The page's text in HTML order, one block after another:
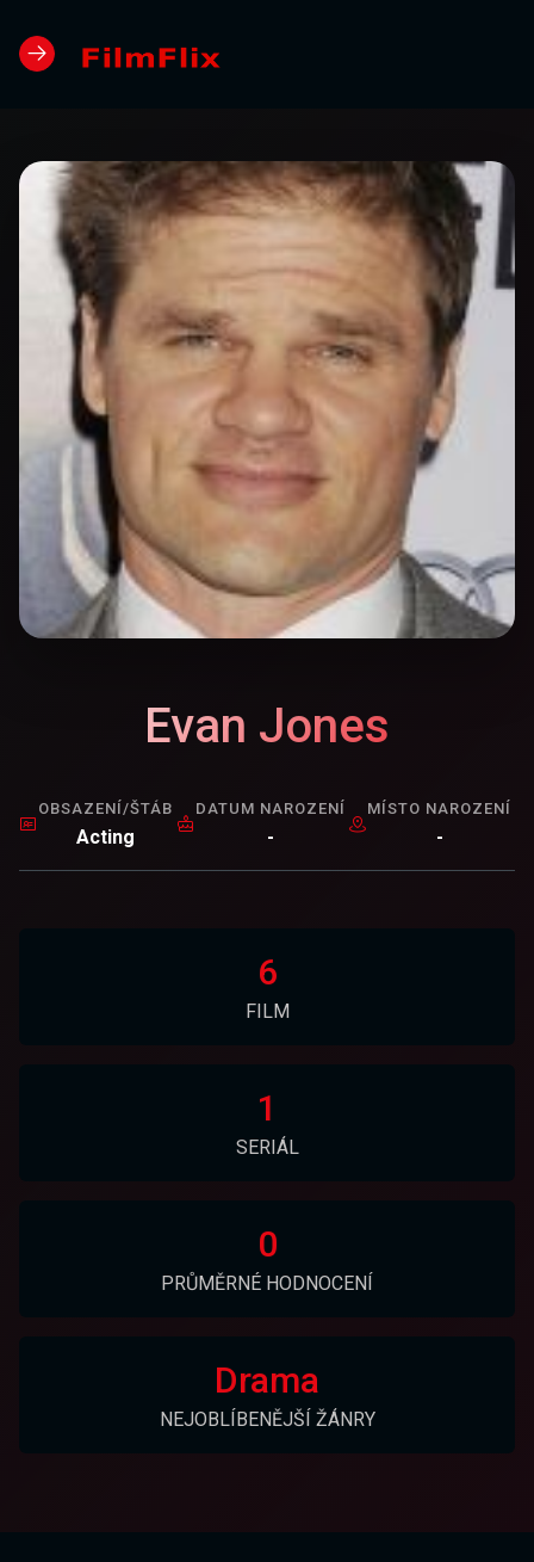
Evan Jones
OBSAZENÍ/ŠTÁB
Acting
DATUM NAROZENÍ
-
MÍSTO NAROZENÍ
-
6
FILM
1
SERIÁL
0
PRŮMĚRNÉ HODNOCENÍ
Drama
NEJOBLÍBENĚJŠÍ ŽÁNRY